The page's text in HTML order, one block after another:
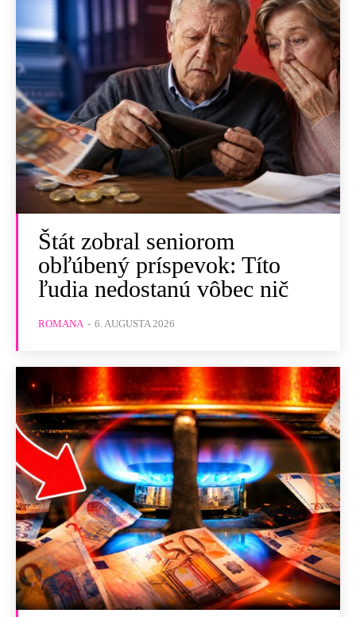
Štát zobral seniorom
obľúbený príspevok: Títo
ľudia nedostanú vôbec nič
ROMANA - 6. AUGUSTA 2026